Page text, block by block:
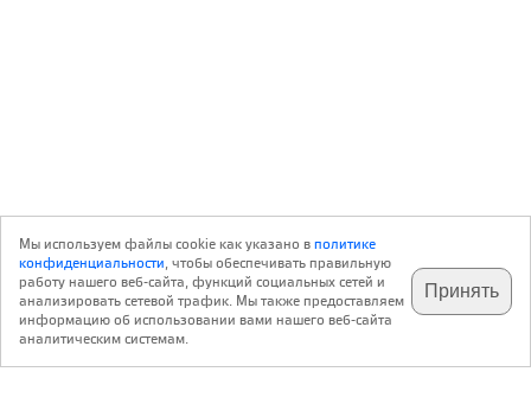
подпишитесь на наш
телеграм @archi_ru
✕
с 20 июля 1999 г.
Мы используем файлы cookie как указано вполитике
конфиденциальности, чтобы обеспечивать правильную
работу нашего веб-сайта, функций социальных сетей и
анализировать сетевой трафик. Мы также предоставляем
информацию об использовании вами нашего веб-сайта
аналитическим системам.
Принять